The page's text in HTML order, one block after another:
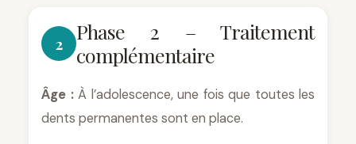
2
Phase 2 – Traitement
complémentaire
Âge :À l’adolescence, une fois que toutes les
dents permanentes sont en place.